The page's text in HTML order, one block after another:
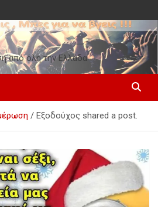
από όλη την Ελλάδα
Εξοδούχος shared a post.